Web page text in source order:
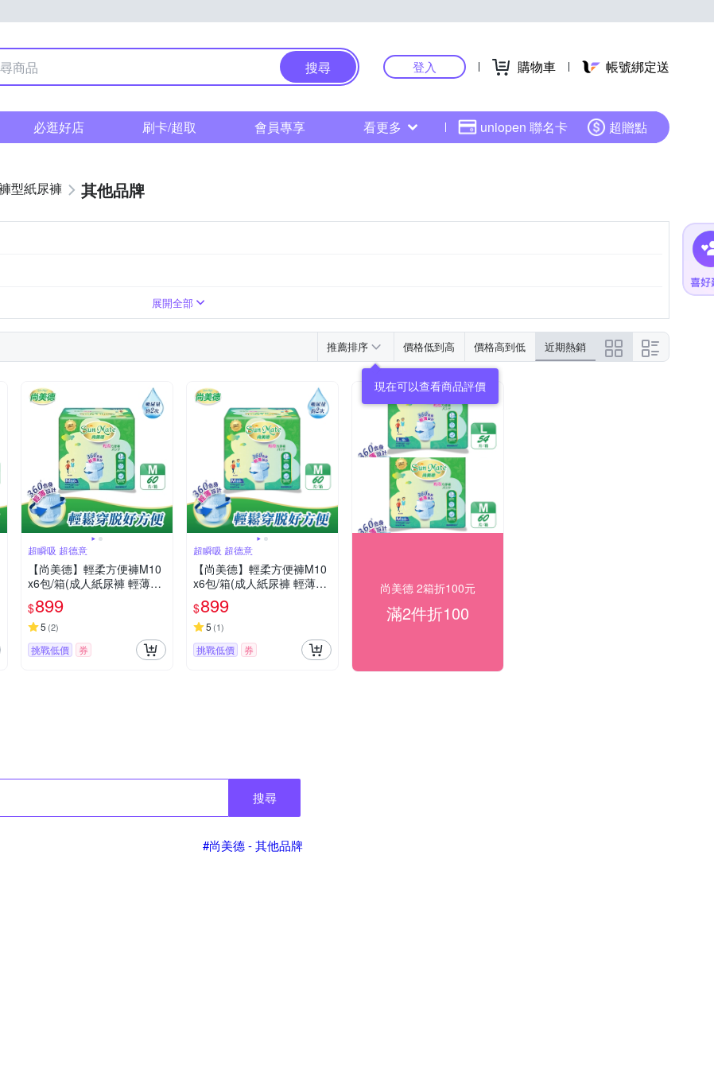
搜尋 登入 購物車 帳號綁定送
必逛好店 刷卡/超取 會員專享 看更多 uniopen 聯名卡 超贈點
型紙尿褲 其他品牌
展開全部
推薦排序 價格低到高 價格高到低 近期熱銷
現在可以查看商品評價
超瞬吸 超德意
【尚美德】輕柔方便褲M10
x6包/箱(成人紙尿褲 輕薄褲
褲型紙尿褲)
$899
5 (2)
挑戰低價 券
超瞬吸 超德意
【尚美德】輕柔方便褲M10
x6包/箱(成人紙尿褲 輕薄褲
褲型紙尿褲)
$899
5 (1)
挑戰低價 券
尚美德 2箱折100元
滿2件折100
搜尋
#尚美德 - 其他品牌